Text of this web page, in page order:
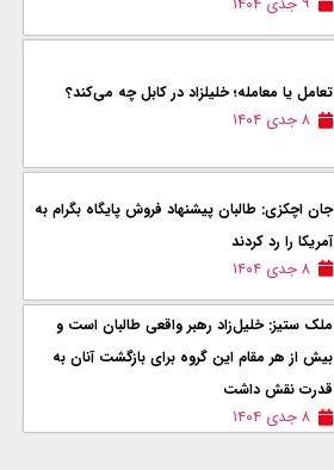
تعامل یا معامله؛ خلیلزاد در کابل چه می‌کند؟
۸ جدی ۱۴۰۴
جان اچکزی: طالبان پیشنهاد فروش پایگاه بگرام به
آمریکا را رد کردند
۸ جدی ۱۴۰۴
ملک ستیز: خلیل‌زاد رهبر واقعی طالبان است و
بیش از هر مقام این گروه برای بازگشت آنان به
قدرت نقش داشت
۸ جدی ۱۴۰۴